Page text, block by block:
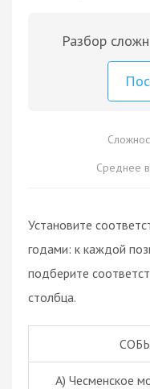
Разбор
Среднее
Установите
годами: к каждой
подберите
столбца.
А) Чесменское